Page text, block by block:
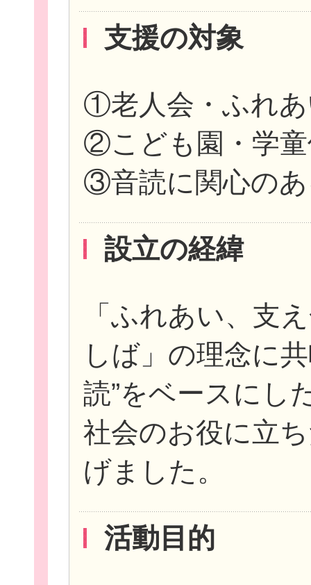
このサイトについて
支援の対象
①老人会・ふれ
②こども園・学
③音読に関心の
設立の経緯
「ふれあい、支
しば」の理念に
読”をベースにし
社会のお役に立
げました。
活動目的